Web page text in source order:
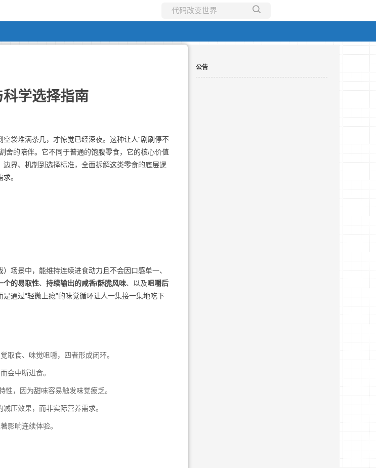
学选择指南
袋堆满茶几，才惊觉已经深夜。这种让人“剧刷停不
舍的陪伴。它不同于普通的饱腹零食，它的核心价值
边界、机制到选择标准，全面拆解这类零食的底层逻
。
场景中，能维持连续进食动力且不会因口感单一、
个的易取性、 持续输出的咸香/酥脆风味、以及咀嚼后
通过“轻微上瘾”的味觉循环让人一集接一集地吃下
取食、味觉咀嚼，四者形成闭环。
会中断进食。
性，因为甜味容易触发味觉疲乏。
压效果，而非实际营养需求。
影响连续体验。
公告